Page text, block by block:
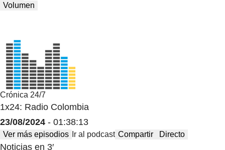
Volumen
Crónica 24/7
1x24: Radio Colombia
23/08/2024 - 01:38:13
Ver más episodios Ir al podcast Compartir Directo
Noticias en 3′